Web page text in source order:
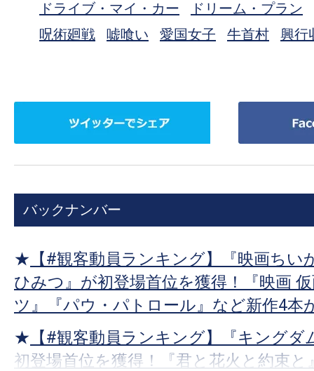
ドライブ・マイ・カー
ドリーム・プラン
呪術廻戦
嘘喰い 愛国女子 牛首村 興行
ー
で
ェ
ア
ア
バックナンバー
★ 【#観客動員ランキング】『映画ちい
ひみつ』が初登場首位を獲得！『映画
ツ』『パウ・パトロール』など新作4本
★ 【#観客動員ランキング】『キングダ
初登場首位を獲得！『君と花火と約束